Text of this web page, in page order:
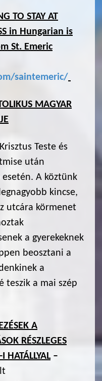
TO STAY AT
in Hungarian is
St. Emeric
saintemeric/
MAGYAR
Teste és
után
A köztünk
kincse,
utcára körmenet
a gyerekeknek
beosztani a
a
teszik a mai szép
A
RÉSZLEGES
HATÁLLYAL–